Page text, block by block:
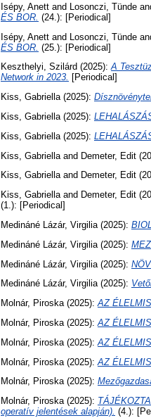
Isépy, Anett and Losonczi, Tünde
ÉS BOR. (24.): [Periodical]
Isépy, Anett and Losonczi, Tünde
ÉS BOR. (25.): [Periodical]
Keszthelyi, Szilárd (2025):A
Network in 2023. [Periodical]
Kiss, Gabriella(2025):
Kiss, Gabriella(2025):
Kiss, Gabriella (2025):
Kiss, Gabriella and Demeter, Edit
Kiss, Gabriellaand Demeter, Edit
Kiss, Gabriellaand Demeter, Edit
(1.): [Periodical]
Medináné Lázár, Virgilia(2025):
Medináné Lázár, Virgilia (2025):
Medináné Lázár, Virgilia (2025):
Medináné Lázár, Virgilia(2025):
Molnár, Piroska(2025):AZ
Molnár, Piroska(2025):AZ
Molnár, Piroska (2025): AZ
Molnár, Piroska (2025): AZ
Molnár, Piroska(2025):
Molnár, Piroska(2025):
operatív jelentések alapján). (4.):